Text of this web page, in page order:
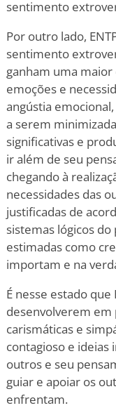
sentimento
Por outro lado,
sentimento
ganham uma
emoções e
angústia
a serem
significativas e
ir além de seu
chegando à
necessidades das
justificadas de
sistemas lógicos
estimadas como
importam e na
É nesse estado
desenvolverem em
carismáticas e
contagioso e ideias
outros e seu
guiar e apoiar os
enfrentam.